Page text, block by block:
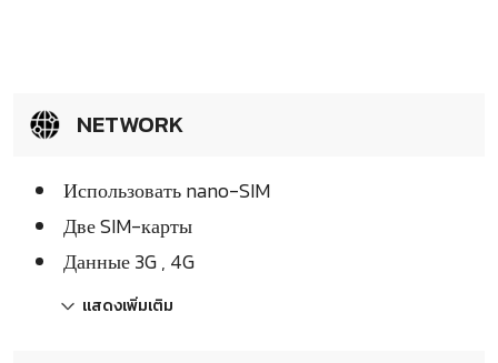
NETWORK
Использовать nano-SIM
Две SIM-карты
Данные 3G , 4G
แสดงเพิ่มเติม